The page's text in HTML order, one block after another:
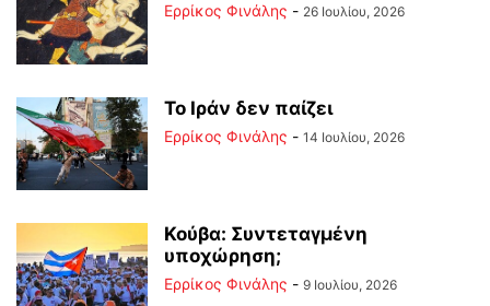
Ερρίκος Φινάλης - 26 Ιουλίου, 2026
Το Ιράν δεν παίζει
Ερρίκος Φινάλης - 14 Ιουλίου, 2026
Κούβα: Συντεταγμένη
υποχώρηση;
Ερρίκος Φινάλης - 9 Ιουλίου, 2026